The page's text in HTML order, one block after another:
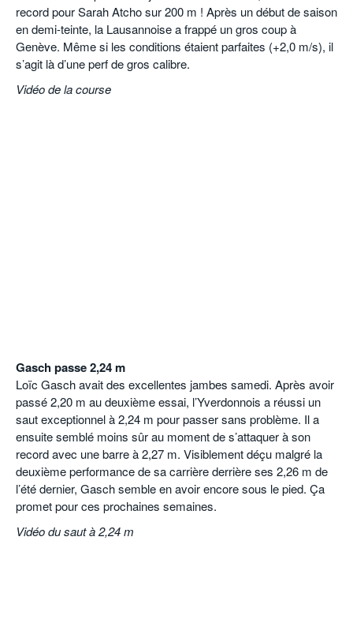
record pour Sarah Atcho sur 200 m ! Après un début de saison
en demi-teinte, la Lausannoise a frappé un gros coup à
Genève. Même si les conditions étaient parfaites (+2,0 m/s), il
s’agit là d’une perf de gros calibre.
Vidéo de la course
Gasch passe 2,24 m
Loïc Gasch avait des excellentes jambes samedi. Après avoir
passé 2,20 m au deuxième essai, l’Yverdonnois a réussi un
saut exceptionnel à 2,24 m pour passer sans problème. Il a
ensuite semblé moins sûr au moment de s’attaquer à son
record avec une barre à 2,27 m. Visiblement déçu malgré la
deuxième performance de sa carrière derrière ses 2,26 m de
l’été dernier, Gasch semble en avoir encore sous le pied. Ça
promet pour ces prochaines semaines.
Vidéo du saut à 2,24 m